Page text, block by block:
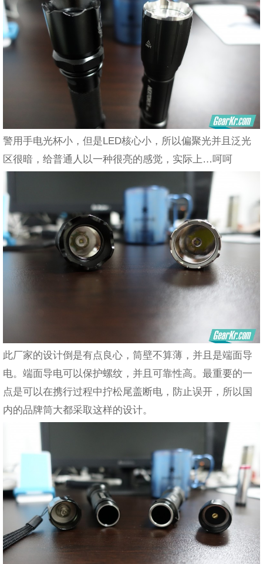
警用手电光杯小，但是LED核心小，所以偏聚光并且泛光
区很暗，给普通人以一种很亮的感觉，实际上…呵呵
此厂家的设计倒是有点良心，筒壁不算薄，并且是端面导
电。端面导电可以保护螺纹，并且可靠性高。最重要的一
点是可以在携行过程中拧松尾盖断电，防止误开，所以国
内的品牌筒大都采取这样的设计。